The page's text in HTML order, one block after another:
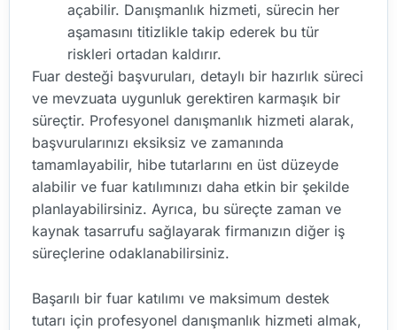
açabilir. Danışmanlık hizmeti, sürecin her
aşamasını titizlikle takip ederek bu tür
riskleri ortadan kaldırır.
Fuar desteği başvuruları, detaylı bir hazırlık süreci
ve mevzuata uygunluk gerektiren karmaşık bir
süreçtir. Profesyonel danışmanlık hizmeti alarak,
başvurularınızı eksiksiz ve zamanında
tamamlayabilir, hibe tutarlarını en üst düzeyde
alabilir ve fuar katılımınızı daha etkin bir şekilde
planlayabilirsiniz. Ayrıca, bu süreçte zaman ve
kaynak tasarrufu sağlayarak firmanızın diğer iş
süreçlerine odaklanabilirsiniz.
Başarılı bir fuar katılımı ve maksimum destek
tutarı için profesyonel danışmanlık hizmeti almak,